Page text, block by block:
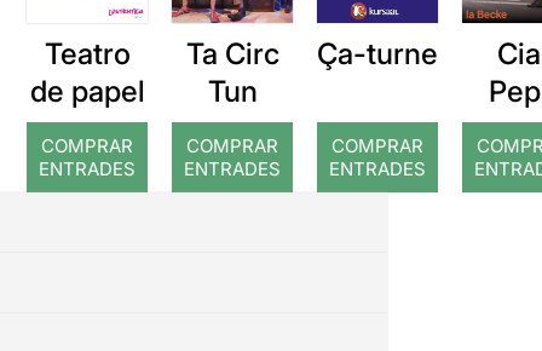
Teatro
de papel
COMPRAR
ENTRADES
Ta Circ
Tun
COMPRAR
ENTRADES
Ça-turne
COMPRAR
ENTRADES
cada